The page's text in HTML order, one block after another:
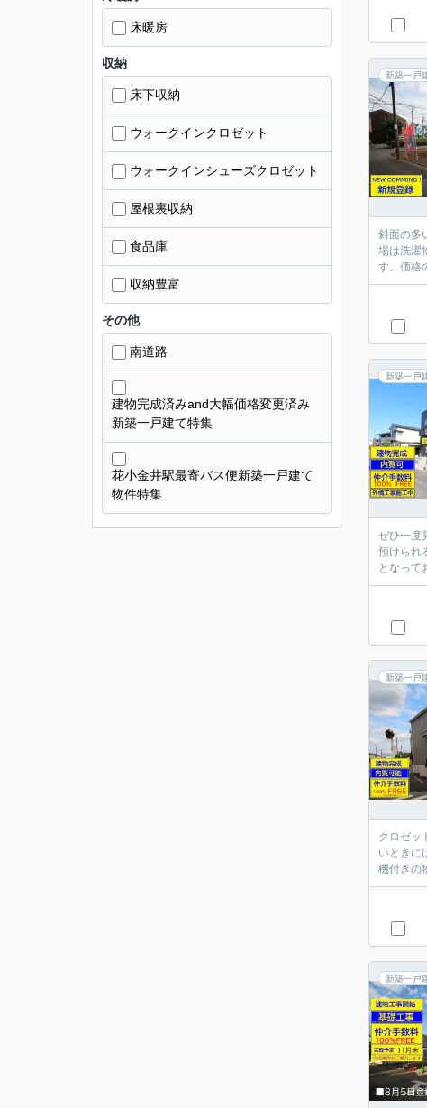
新築一戸
斜面の多
場は洗濯
す。価格
新築一戸
ぜひ一度
預けられ
となって
新築一戸
クロゼッ
いときに
機付きの
新築一戸
床暖房
収納
床下収納
ウォークインクロゼット
ウォークインシューズクロゼット
屋根裏収納
食品庫
収納豊富
その他
南道路
建物完成済みand大幅価格変更済み
新築一戸建て特集
花小金井駅最寄バス便新築一戸建て
物件特集